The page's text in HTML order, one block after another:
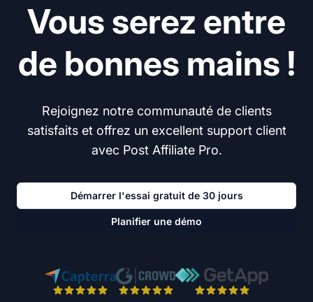
Vous serez entre
de bonnes mains !
Rejoignez notre communauté de clients
satisfaits et offrez un excellent support client
avec Post Affiliate Pro.
Démarrer l'essai gratuit de 30 jours
Planifier une démo